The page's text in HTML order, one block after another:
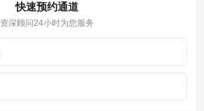
快速预约通道
资深顾问24小时为您服务